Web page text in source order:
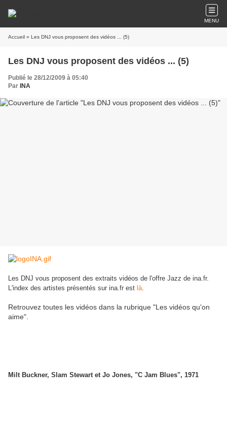
MENU
Accueil » Les DNJ vous proposent des vidéos ... (5)
Les DNJ vous proposent des vidéos ... (5)
Publié le 28/12/2009 à 05:40
Par INA
Les DNJ vous proposent des extraits vidéos de l'offre Jazz de ina.fr.
L'index des artistes présentés sur ina.fr est là.
Retrouvez toutes les vidéos dans la rubrique "Les vidéos qu'on
aime".
Milt Buckner, Slam Stewart et Jo Jones, "C Jam Blues", 1971